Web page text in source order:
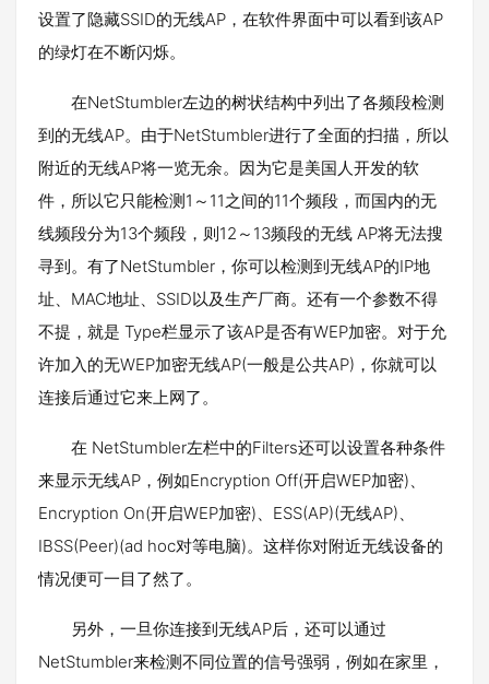
设置了隐藏SSID的无线AP，在软件界面中可以看到该AP
的绿灯在不断闪烁。
在NetStumbler左边的树状结构中列出了各频段检测
到的无线AP。由于NetStumbler进行了全面的扫描，所以
附近的无线AP将一览无余。因为它是美国人开发的软
件，所以它只能检测1～11之间的11个频段，而国内的无
线频段分为13个频段，则12～13频段的无线 AP将无法搜
寻到。有了NetStumbler，你可以检测到无线AP的IP地
址、MAC地址、SSID以及生产厂商。还有一个参数不得
不提，就是 Type栏显示了该AP是否有WEP加密。对于允
许加入的无WEP加密无线AP(一般是公共AP)，你就可以
连接后通过它来上网了。
在 NetStumbler左栏中的Filters还可以设置各种条件
来显示无线AP，例如Encryption Off(开启WEP加密)、
Encryption On(开启WEP加密)、ESS(AP)(无线AP)、
IBSS(Peer)(ad hoc对等电脑)。这样你对附近无线设备的
情况便可一目了然了。
另外，一旦你连接到无线AP后，还可以通过
NetStumbler来检测不同位置的信号强弱，例如在家里，